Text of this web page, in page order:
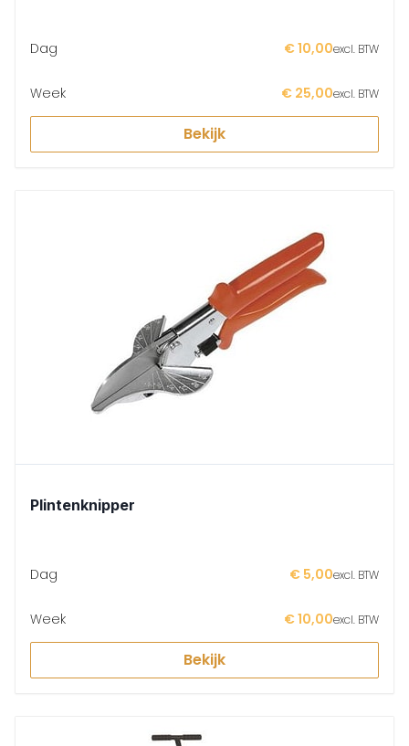
Dag € 10,00excl. BTW
Week € 25,00excl. BTW
Bekijk
Plintenknipper
Dag € 5,00excl. BTW
Week € 10,00excl. BTW
Bekijk